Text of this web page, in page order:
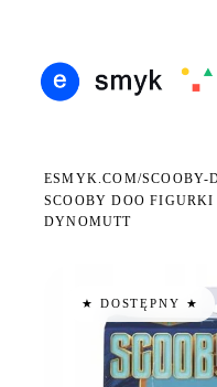
ESMYK.COM/SCOOBY-
SCOOBY DOO
DYNOMUTT
★ DOSTĘPNY ★